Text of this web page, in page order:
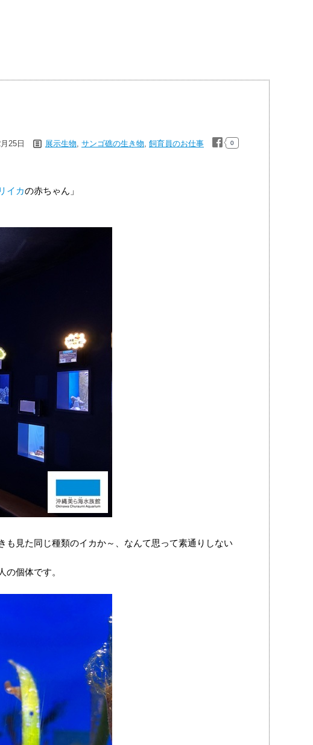
25日 展示生物, サンゴ礁の生き物, 飼育員のお仕事 0
イカの赤ちゃん」
見た同じ種類のイカか～、なんて思って素通りしない
個体です。